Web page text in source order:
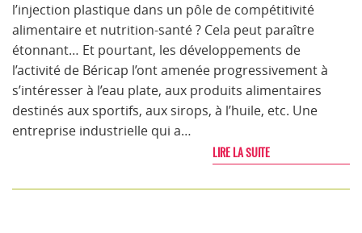
l’injection plastique dans un pôle de compétitivité
alimentaire et nutrition-santé ? Cela peut paraître
étonnant… Et pourtant, les développements de
l’activité de Béricap l’ont amenée progressivement à
s’intéresser à l’eau plate, aux produits alimentaires
destinés aux sportifs, aux sirops, à l’huile, etc. Une
entreprise industrielle qui a…
LIRE LA SUITE